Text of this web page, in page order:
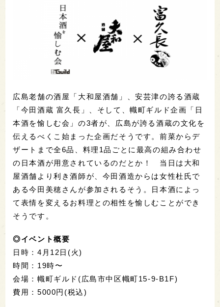
広島老舗の酒屋「大和屋酒舗」、安芸津の誇る酒蔵
「今田酒蔵 富久長」、そして、幟町ギルド企画「日
本酒を愉しむ会」の3者が、広島が誇る酒蔵の文化を
伝えるべくこ始まった企画だそうです。前菜からデ
ザートまで全6品、料理1品ごとに最高の組み合わせ
の日本酒が用意されているのだとか！ 当日は大和
屋酒舗より利き酒師が、今田酒造からは女性杜氏で
ある今田美穂さんが参加されるそう。日本酒によっ
て表情を変えるお料理との相性を愉しむことができ
そうです。
◎イベント概要
日時：4月12日(火)
時間：19時〜
会場：幟町ギルド(広島市中区幟町15-9-B1F)
費用：5000円(税込)